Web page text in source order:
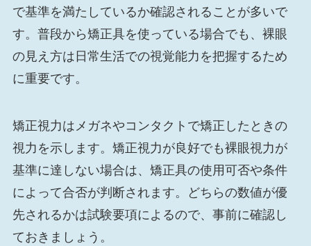
で基準を満たしているか確認されることが多いで
す。普段から矯正具を使っている場合でも、裸眼
の見え方は日常生活での視覚能力を把握するため
に重要です。
矯正視力はメガネやコンタクトで矯正したときの
視力を示します。矯正視力が良好でも裸眼視力が
基準に達しない場合は、矯正具の使用可否や条件
によって合否が判断されます。どちらの数値が優
先されるかは試験要項によるので、事前に確認し
ておきましょう。